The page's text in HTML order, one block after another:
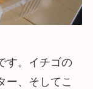
す。イチゴの
ー、そしてこ